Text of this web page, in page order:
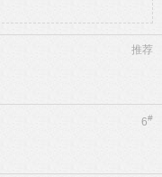
推荐
6#